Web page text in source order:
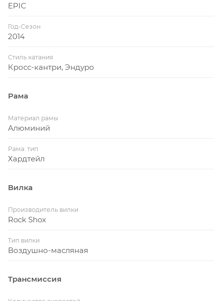
EPIC
Год-Сезон
2014
Стиль катания
Кросс-кантри, Эндуро
Рама
Материал рамы
Алюминий
Рама: тип
Хардтейл
Вилка
Производитель вилки
Rock Shox
Тип вилки
Воздушно-масляная
Трансмиссия